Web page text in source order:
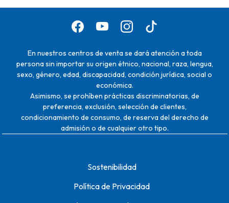
En nuestros centros de venta se dará atención a toda
persona sin importar su origen étnico, nacional, raza, lengua,
sexo, género, edad, discapacidad, condición jurídica, social o
económica.
Asimismo, se prohíben prácticas discriminatorias, de
preferencia, exclusión, selección de clientes,
condicionamiento de consumo, de reserva del derecho de
admisión o de cualquier otro tipo.
Sostenibilidad
Política de Privacidad